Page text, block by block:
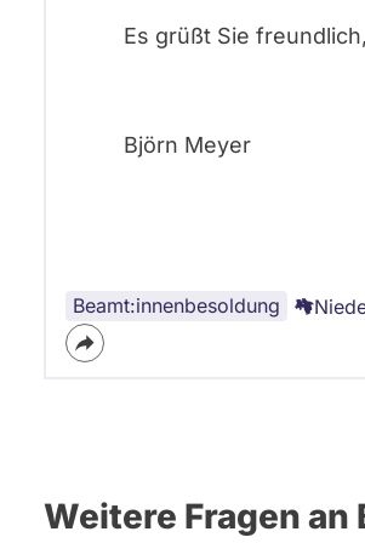
Es grüßt Sie freundlich,
Björn Meyer
Beamt:innenbesoldung
Weitere Fragen an